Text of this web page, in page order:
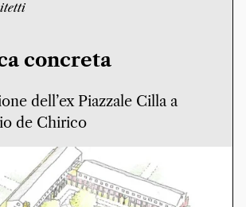
concreta
dell’ex Piazzale Cilla a
de Chirico